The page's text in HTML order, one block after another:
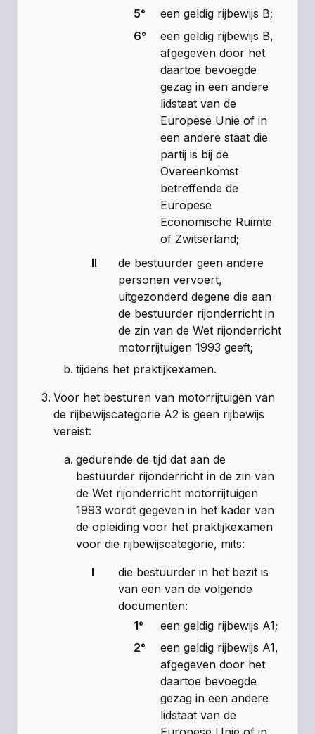
5°
een geldig rijbewijs B;
6°
een geldig rijbewijs B,
afgegeven door het
daartoe bevoegde
gezag in een andere
lidstaat van de
Europese Unie of in
een andere staat die
partij is bij de
Overeenkomst
betreffende de
Europese
Economische Ruimte
of Zwitserland;
II
de bestuurder geen andere
personen vervoert,
uitgezonderd degene die aan
de bestuurder rijonderricht in
de zin van de Wet rijonderricht
motorrijtuigen 1993 geeft;
tijdens het praktijkexamen.
Voor het besturen van motorrijtuigen van
de rijbewijscategorie A2 is geen rijbewijs
vereist:
gedurende de tijd dat aan de
bestuurder rijonderricht in de zin van
de Wet rijonderricht motorrijtuigen
1993 wordt gegeven in het kader van
de opleiding voor het praktijkexamen
voor die rijbewijscategorie, mits:
I
die bestuurder in het bezit is
van een van de volgende
documenten:
1°
een geldig rijbewijs A1;
2°
een geldig rijbewijs A1,
afgegeven door het
daartoe bevoegde
gezag in een andere
lidstaat van de